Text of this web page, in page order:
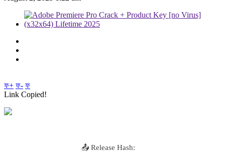
ফ+ ফ- ফ
Link Copied!
📤 Release Hash: